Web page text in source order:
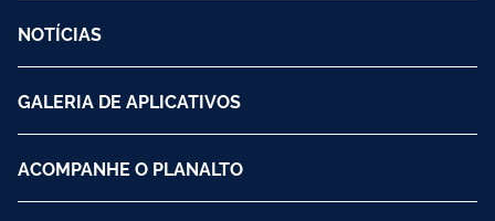
NOTÍCIAS
GALERIA DE APLICATIVOS
ACOMPANHE O PLANALTO